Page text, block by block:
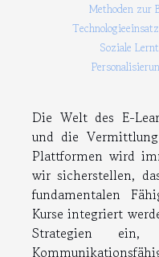
Methoden zur
Soziale
Die Welt des E-
und die
Plattformen wird
wir sicherstellen,
fundamentalen
Kurse integriert
Strategien ein,